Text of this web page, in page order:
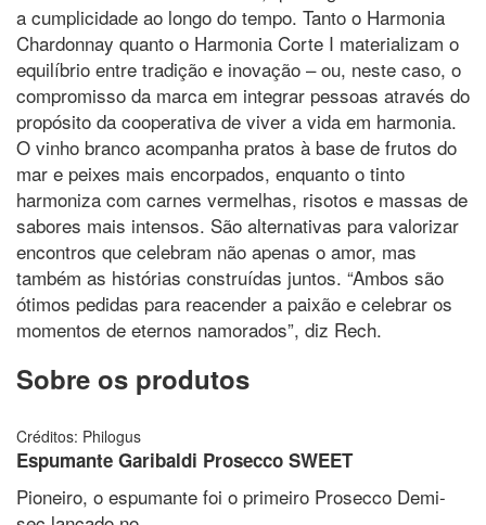
a cumplicidade ao longo do tempo. Tanto o Harmonia
Chardonnay quanto o Harmonia Corte I materializam o
equilíbrio entre tradição e inovação – ou, neste caso, o
compromisso da marca em integrar pessoas através do
propósito da cooperativa de viver a vida em harmonia.
O vinho branco acompanha pratos à base de frutos do
mar e peixes mais encorpados, enquanto o tinto
harmoniza com carnes vermelhas, risotos e massas de
sabores mais intensos. São alternativas para valorizar
encontros que celebram não apenas o amor, mas
também as histórias construídas juntos. “Ambos são
ótimos pedidas para reacender a paixão e celebrar os
momentos de eternos namorados”, diz Rech.
Sobre os produtos
Créditos: Philogus
Espumante Garibaldi Prosecco SWEET
Pioneiro, o espumante foi o primeiro Prosecco Demi-